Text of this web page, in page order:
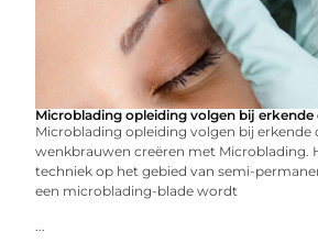
Microblading opleiding volgen bij erkende
Microblading opleiding volgen bij erkende
wenkbrauwen creëren met Microblading.
techniek op het gebied van semi-
een microblading-blade wordt
...